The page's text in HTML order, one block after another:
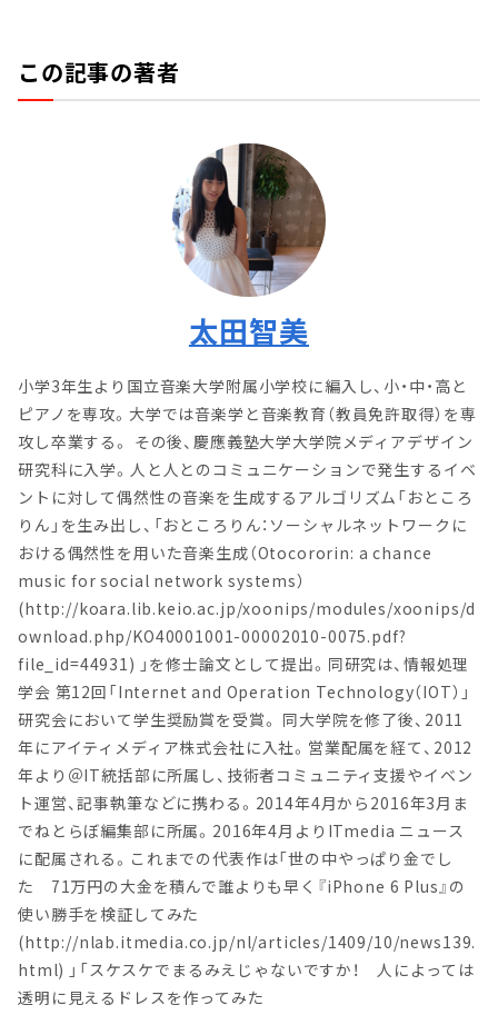
この記事の著者
太田智美
小学3年生より国立音楽大学附属小学校に編入し、小・中・高と
ピアノを専攻。大学では音楽学と音楽教育（教員免許取得）を専
攻し卒業する。 その後、慶應義塾大学大学院メディアデザイン
研究科に入学。人と人とのコミュニケーションで発生するイベ
ントに対して偶然性の音楽を生成するアルゴリズム「おところ
りん」を生み出し、「おところりん：ソーシャルネットワークに
おける偶然性を用いた音楽生成（Otocororin: a chance
music for social network systems）
(http://koara.lib.keio.ac.jp/xoonips/modules/xoonips/d
ownload.php/KO40001001-00002010-0075.pdf?
file_id=44931) 」を修士論文として提出。同研究は、情報処理
学会 第12回「Internet and Operation Technology（IOT）」
研究会において学生奨励賞を受賞。 同大学院を修了後、2011
年にアイティメディア株式会社に入社。営業配属を経て、2012
年より＠IT統括部に所属し、技術者コミュニティ支援やイベン
ト運営、記事執筆などに携わる。2014年4月から2016年3月ま
でねとらぼ編集部に所属。2016年4月よりITmedia ニュース
に配属される。これまでの代表作は「世の中やっぱり金でし
た 71万円の大金を積んで誰よりも早く『iPhone 6 Plus』の
使い勝手を検証してみた
(http://nlab.itmedia.co.jp/nl/articles/1409/10/news139.
html) 」「スケスケでまるみえじゃないですか！ 人によっては
透明に見えるドレスを作ってみた